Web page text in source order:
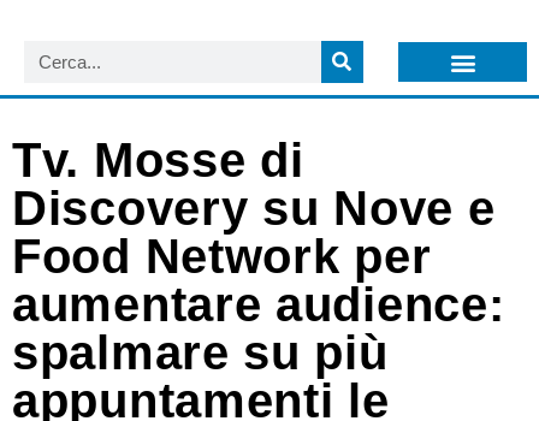
Tv. Mosse di
Discovery su Nove e
Food Network per
aumentare audience:
spalmare su più
appuntamenti le